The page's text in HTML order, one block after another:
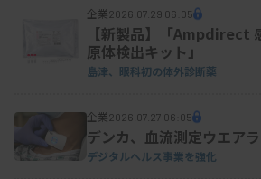
企業2026.07.29 06:05
【新製品】「Ampdirect
原体検出キット」
島津、眼科初の体外診断薬
企業2026.07.27 06:05
デンカ、血流測定ウエア
デジタルヘルス事業を強化